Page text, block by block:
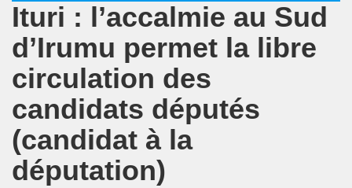
Ituri : l’accalmie au Sud
d’Irumu permet la libre
circulation des
candidats députés
(candidat à la
députation)